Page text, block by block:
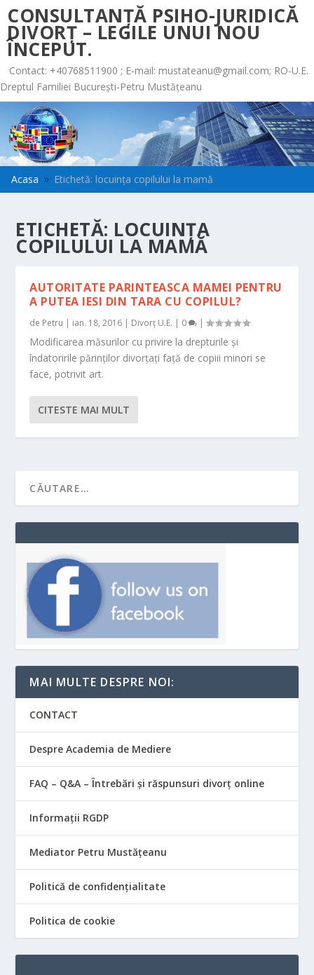
CONSULTANȚĂ PSIHO-JURIDICĂ
DIVORȚ – LEGILE UNUI NOU
ÎNCEPUT.
Contact: +40768511900 ; E-mail: mustateanu@gmail.com; RO-U.E.
Dreptul Familiei București-Petru Mustățeanu
Acasa 9 Etichetă: locuința copilului la mamă
ETICHETĂ: LOCUINȚA
COPILULUI LA MAMĂ
AUTORITATE PARINTEASCA MAMEI PENTRU
A PUTEA IESI DIN TARA CU COPILUL?
de Petru | ian. 18, 2016 | Divorț U.E. | 0 |
Modificarea măsurilor cu privire la drepturile şi
îndatoririle părinților divorțați față de copiii minori se
face, potrivit art.
CITESTE MAI MULT
MAI MULTE DESPRE NOI:
CONTACT
Despre Academia de Mediere
FAQ – Q&A – Întrebări și răspunsuri divorț online
Informații RGDP
Mediator Petru Mustățeanu
Politică de confidențialitate
Politica de cookie